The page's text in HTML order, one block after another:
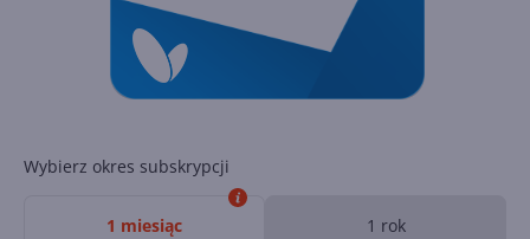
Wybierz okres subskrypcji
1 miesiąc 1 rok